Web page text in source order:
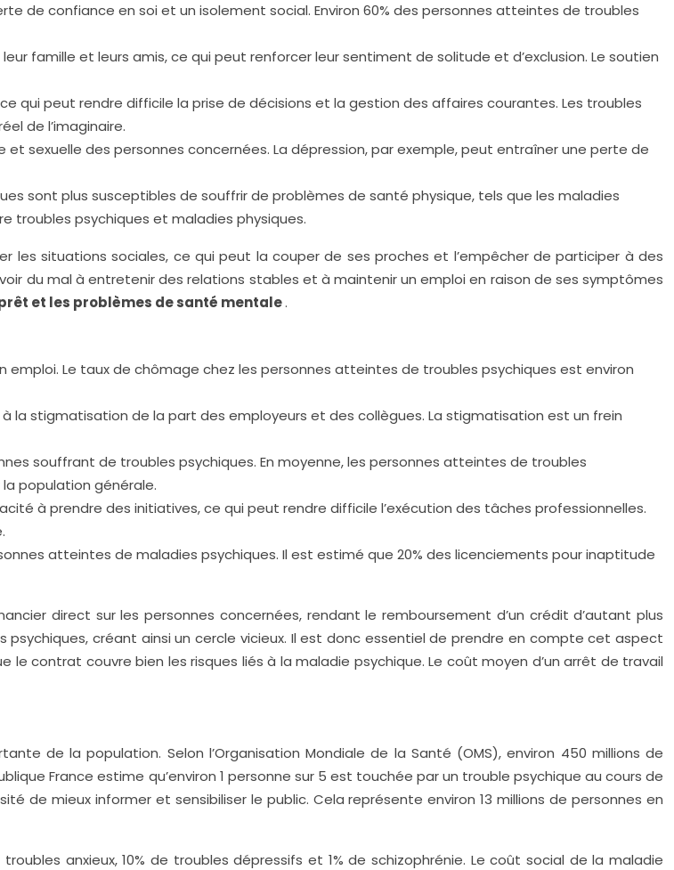
de confiance en soi et un isolement social. Environ 60% des personnes atteintes de troubles
famille et leurs amis, ce qui peut renforcer leur sentiment de solitude et d’exclusion. Le soutien
qui peut rendre difficile la prise de décisions et la gestion des affaires courantes. Les troubles
de l’imaginaire.
sexuelle des personnes concernées. La dépression, par exemple, peut entraîner une perte de
sont plus susceptibles de souffrir de problèmes de santé physique, tels que les maladies
troubles psychiques et maladies physiques.
les situations sociales, ce qui peut la couper de ses proches et l’empêcher de participer à des
du mal à entretenir des relations stables et à maintenir un emploi en raison de ses symptômes
et les problèmes de santé mentale.
Le taux de chômage chez les personnes atteintes de troubles psychiques est environ
stigmatisation de la part des employeurs et des collègues. La stigmatisation est un frein
souffrant de troubles psychiques. En moyenne, les personnes atteintes de troubles
population générale.
à prendre des initiatives, ce qui peut rendre difficile l’exécution des tâches professionnelles.
atteintes de maladies psychiques. Il est estimé que 20% des licenciements pour inaptitude
direct sur les personnes concernées, rendant le remboursement d’un crédit d’autant plus
créant ainsi un cercle vicieux. Il est donc essentiel de prendre en compte cet aspect
le contrat couvre bien les risques liés à la maladie psychique. Le coût moyen d’un arrêt de travail
de la population. Selon l’Organisation Mondiale de la Santé (OMS), environ 450 millions de
France estime qu’environ 1 personne sur 5 est touchée par un trouble psychique au cours de
de mieux informer et sensibiliser le public. Cela représente environ 13 millions de personnes en
anxieux, 10% de troubles dépressifs et 1% de schizophrénie. Le coût social de la maladie